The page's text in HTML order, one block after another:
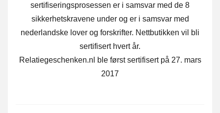
sertifiseringsprosessen er i samsvar med de 8
sikkerhetskravene under og er i samsvar med
nederlandske lover og forskrifter. Nettbutikken vil bli
sertifisert hvert år.
Relatiegeschenken.nl ble først sertifisert på 27. mars
2017